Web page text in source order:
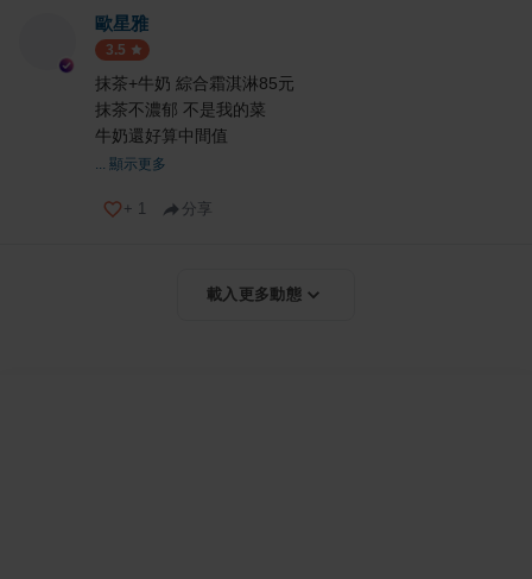
歐星雅
3.5
抹茶+牛奶 綜合霜淇淋85元
抹茶不濃郁 不是我的菜
牛奶還好算中間值
... 顯示更多
+ 1 分享
載入更多動態